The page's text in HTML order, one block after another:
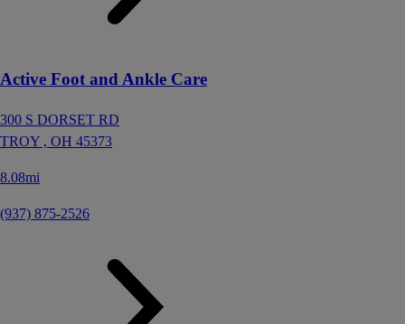
Active Foot and Ankle Care
300 S DORSET RD
TROY , OH 45373
8.08mi
(937) 875-2526